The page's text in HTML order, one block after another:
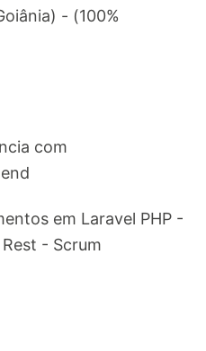
- (100%
com
em Laravel PHP -
- Scrum